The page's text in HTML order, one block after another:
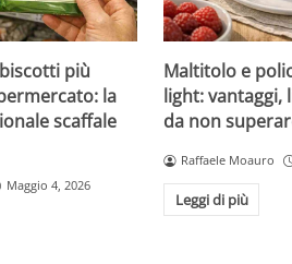
più
la
scaffale
Maggio 4, 2026
Maltitolo e
light: vantaggi,
da non
Raffaele Moauro
Leggi di più